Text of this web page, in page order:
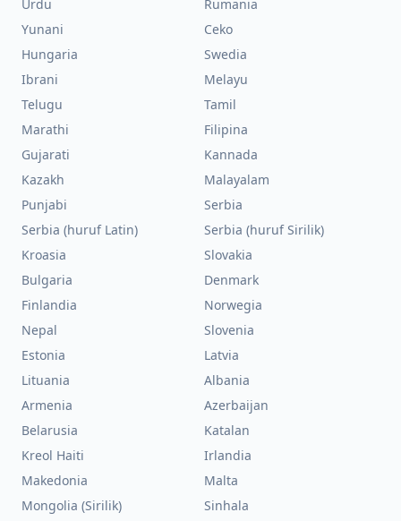
Urdu
Rumania
Yunani
Ceko
Hungaria
Swedia
Ibrani
Melayu
Telugu
Tamil
Marathi
Filipina
Gujarati
Kannada
Kazakh
Malayalam
Punjabi
Serbia
Serbia (huruf Latin)
Serbia (huruf Sirilik)
Kroasia
Slovakia
Bulgaria
Denmark
Finlandia
Norwegia
Nepal
Slovenia
Estonia
Latvia
Lituania
Albania
Armenia
Azerbaijan
Belarusia
Katalan
Kreol Haiti
Irlandia
Makedonia
Malta
Mongolia (Sirilik)
Sinhala